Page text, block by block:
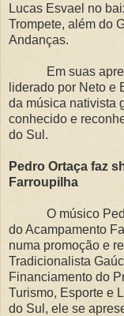
Lucas Esvael no
Trompete, além do
Andanças.
Em suas
liderado por Neto e
da música nativista
conhecido e
do Sul.
Pedro Ortaça faz
Farroupilha
O músico Pedro
do Acampamento
numa promoção e
Tradicionalista
Financiamento do
Turismo, Esporte e
do Sul, ele se